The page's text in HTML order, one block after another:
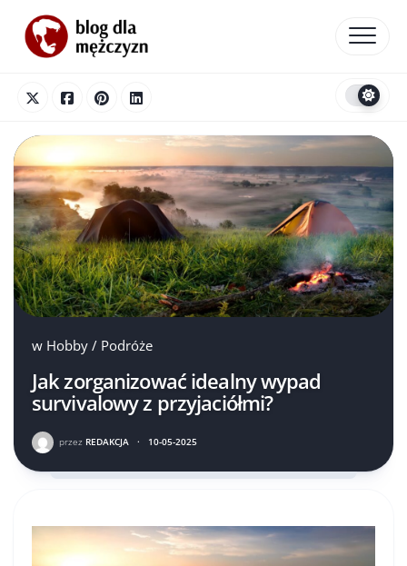
content
w Hobby / Podróże
Jak zorganizować idealny wypad
survivalowy z przyjaciółmi?
przez REDAKCJA · 10-05-2025